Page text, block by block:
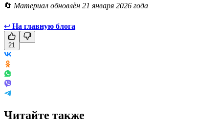
🔄 Материал обновлён 21 января 2026 года
↩ На главную блога
21
Читайте также